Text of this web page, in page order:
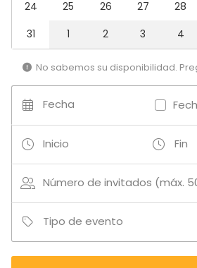
The space itself is beautiful and
made sure everyone had a great
recommend Hotel Only YOU
events or any celebration where
professional service and a team
cares about making your event a
24
25 26 27 28
31
1 2 3 4
No sabemos su disponibilidad.
Fecha
Inicio Fin
Número de invitados (máx.
Tipo de evento